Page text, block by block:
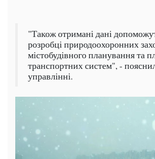
"Також отримані дані
розробці природоохоронних
містобудівного планування та
транспортних систем", -
управлінні.